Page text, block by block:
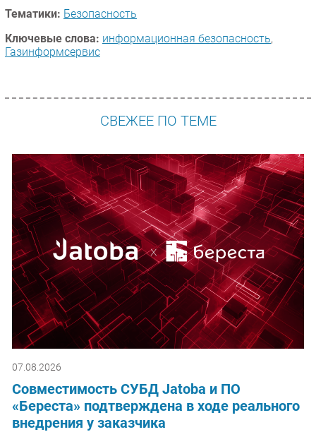
Тематики: Безопасность
Ключевые слова: информационная безопасность,
Газинформсервис
СВЕЖЕЕ ПО ТЕМЕ
07.08.2026
Совместимость СУБД Jatoba и ПО
«Береста» подтверждена в ходе реального
внедрения у заказчика